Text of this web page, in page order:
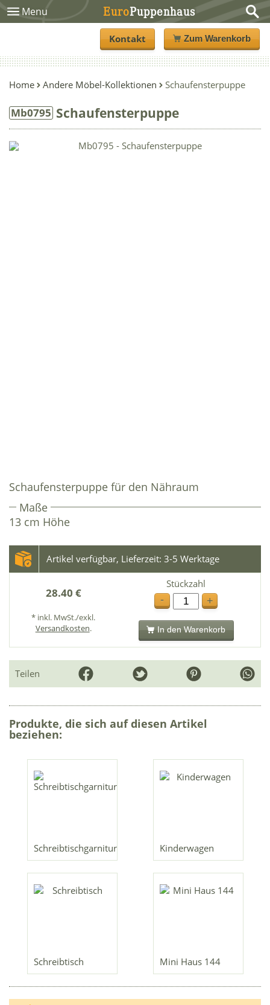
Menu EuroPuppenhaus
Kontakt Zum Warenkorb
Home Andere Möbel-Kollektionen Schaufensterpuppe
Mb0795 Schaufensterpuppe
Schaufensterpuppe für den Nähraum
Maße
13 cm Höhe
Artikel verfügbar, Lieferzeit: 3-5 Werktage
28.40 €
* inkl. MwSt./exkl.
Versandkosten.
Stückzahl
-
+
In den Warenkorb
Teilen
Produkte, die sich auf diesen Artikel
beziehen:
Schreibtischgarnitur Kinderwagen
Schreibtisch Mini Haus 144